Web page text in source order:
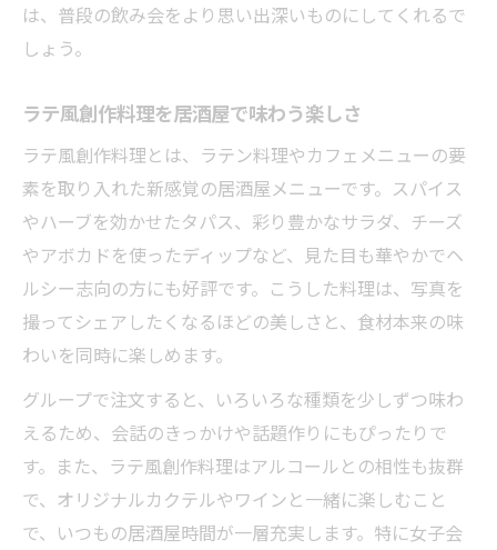
は、普段の飲み会をより思い出深いものにしてくれるで
しょう。
ラテ風創作料理を居酒屋で味わう楽しさ
ラテ風創作料理とは、ラテン料理やカフェメニューの要
素を取り入れた新感覚の居酒屋メニューです。スパイス
やハーブを効かせたタパス、彩り豊かなサラダ、チーズ
やアボカドを使ったディップなど、見た目も華やかでヘ
ルシー志向の方にも好評です。こうした料理は、写真を
撮ってシェアしたくなるほどの美しさと、食材本来の味
わいを同時に楽しめます。
グループで注文すると、いろいろな種類を少しずつ味わ
えるため、会話のきっかけや話題作りにもぴったりで
す。また、ラテ風創作料理はアルコールとの相性も抜群
で、オリジナルカクテルやワインと一緒に楽しむこと
で、いつもの居酒屋時間が一層充実します。特に女子会